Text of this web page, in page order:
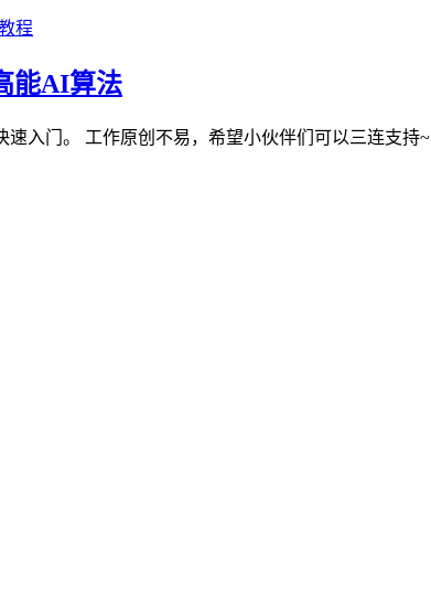
程
能AI算法
入门。 工作原创不易，希望小伙伴们可以三连支持~